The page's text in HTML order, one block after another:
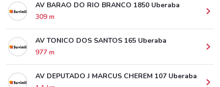
AV BARAO DO RIO BRANCO 1850 Uberaba
309 m
AV TONICO DOS SANTOS 165 Uberaba
977 m
AV DEPUTADO J MARCUS CHEREM 107 Uberaba